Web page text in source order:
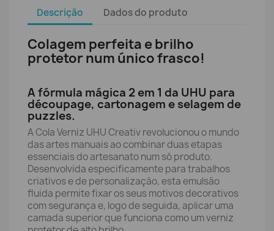
Descrição Dados do produto
Colagem perfeita e brilho
protetor num único frasco!
A fórmula mágica 2 em 1 da UHU para
découpage, cartonagem e selagem de
puzzles.
A Cola Verniz UHU Creativ revolucionou o mundo
das artes manuais ao combinar duas etapas
essenciais do artesanato num só produto.
Desenvolvida especificamente para trabalhos
criativos e de personalização, esta emulsão
fluida permite fixar os seus motivos decorativos
com segurança e, logo de seguida, aplicar uma
camada superior que funciona como um verniz